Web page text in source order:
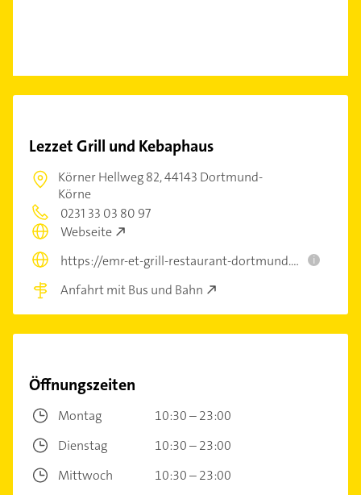
Lezzet Grill und Kebaphaus
Körner Hellweg 82,44143 Dortmund-
Körne
0231 33 03 80 97
Webseite
https://emr-et-grill-restaurant-dortmund.eatbu.com/?lang=de
i
Anfahrt mit Bus und Bahn
Öffnungszeiten
Montag
10:30 – 23:00
Dienstag
10:30 – 23:00
Mittwoch
10:30 – 23:00